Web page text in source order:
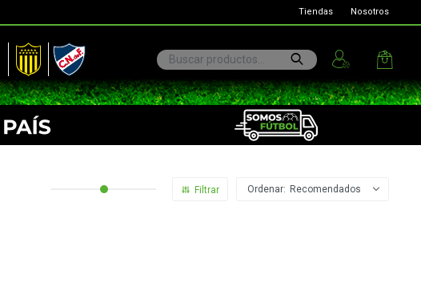
Peñarol Nacional
Tiendas Nosotros
Recomendados